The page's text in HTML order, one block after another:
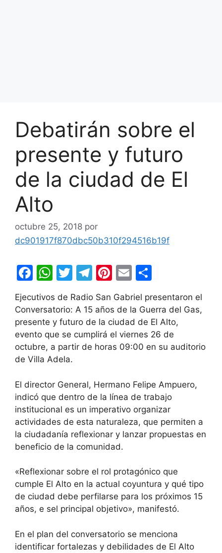
Debatirán sobre el
presente y futuro
de la ciudad de El
Alto
octubre 25, 2018 por
dc901917f870dbc50b310f294516b19f
F
a
c
e
b
o
o
k
W
h
at
s
A
p
p
T
w
itt
er
T
el
e
gr
a
m
Pi
nt
er
e
st
E
m
ai
l
m
p
ar
tir
Ejecutivos de Radio San Gabriel presentaron el
Conversatorio: A 15 años de la Guerra del Gas,
presente y futuro de la ciudad de El Alto,
evento que se cumplirá el viernes 26 de
octubre, a partir de horas 09:00 en su auditorio
de Villa Adela.
El director General, Hermano Felipe Ampuero,
indicó que dentro de la línea de trabajo
institucional es un imperativo organizar
actividades de esta naturaleza, que permiten a
la ciudadanía reflexionar y lanzar propuestas en
beneficio de la comunidad.
«Reflexionar sobre el rol protagónico que
cumple El Alto en la actual coyuntura y qué tipo
de ciudad debe perfilarse para los próximos 15
años, e sel principal objetivo», manifestó.
En el plan del conversatorio se menciona
identificar fortalezas y debilidades de El Alto